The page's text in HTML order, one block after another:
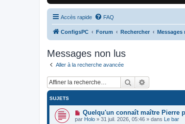
Accès rapide FAQ
ConfigsPC Forum Rechercher Messages
Messages non lus
Aller à la recherche avancée
Rechercher
SUJETS
N
o
u
Quelqu'un connaît maître Pierre
par Holo » 31 juil. 2026, 05:46 » dans Le bar